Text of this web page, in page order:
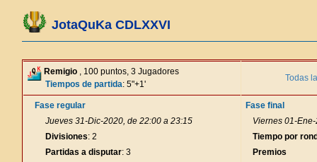
JotaQuKa CDLXXVI
Remigio , 100 puntos, 3 Jugadores
Tiempos de partida: 5"+1'
Todas
Fase regular
Jueves 31-Dic-2020, de 22:00 a 23:15
Divisiones: 2
Partidas a disputar: 3
Fase final
Viernes 01-
Tiempo por
Premios